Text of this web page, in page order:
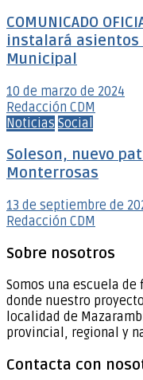
COMUNICADO
instalará asientos
Municipal
10 de marzo de 2024
Redacción CDM
Noticias Social
Soleson, nuevo
Monterrosas
13 de septiembre de
Redacción CDM
Sobre nosotros
Somos una escuela de
donde nuestro
localidad de
provincial, regional y
Contacta con